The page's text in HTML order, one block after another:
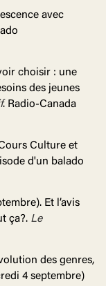
avec
choisir : une
des jeunes
. Radio-Canada
Culture et
d'un balado
Et l’avis
ça?. Le
des genres,
4 septembre)